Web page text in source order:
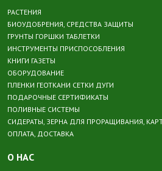
РАСТЕНИЯ
БИОУДОБРЕНИЯ, СРЕДСТВА ЗАЩИТЫ
ГРУНТЫ ГОРШКИ ТАБЛЕТКИ
ИНСТРУМЕНТЫ ПРИСПОСОБЛЕНИЯ
КНИГИ ГАЗЕТЫ
ОБОРУДОВАНИЕ
ПЛЕНКИ ГЕОТКАНИ СЕТКИ ДУГИ
ПОДАРОЧНЫЕ СЕРТИФИКАТЫ
ПОЛИВНЫЕ СИСТЕМЫ
СИДЕРАТЫ, ЗЕРНА ДЛЯ ПРОРАЩИВАНИЯ,
ОПЛАТА, ДОСТАВКА
О НАС